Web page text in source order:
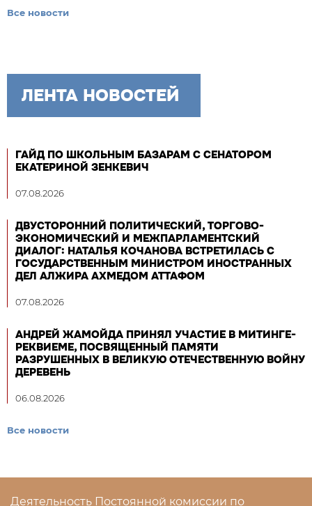
Все новости
ЛЕНТА НОВОСТЕЙ
ГАЙД ПО ШКОЛЬНЫМ БАЗАРАМ С СЕНАТОРОМ
ЕКАТЕРИНОЙ ЗЕНКЕВИЧ
07.08.2026
ДВУСТОРОННИЙ ПОЛИТИЧЕСКИЙ, ТОРГОВО-
ЭКОНОМИЧЕСКИЙ И МЕЖПАРЛАМЕНТСКИЙ
ДИАЛОГ: НАТАЛЬЯ КОЧАНОВА ВСТРЕТИЛАСЬ С
ГОСУДАРСТВЕННЫМ МИНИСТРОМ ИНОСТРАННЫХ
ДЕЛ АЛЖИРА АХМЕДОМ АТТАФОМ
07.08.2026
АНДРЕЙ ЖАМОЙДА ПРИНЯЛ УЧАСТИЕ В МИТИНГЕ-
РЕКВИЕМЕ, ПОСВЯЩЕННЫЙ ПАМЯТИ
РАЗРУШЕННЫХ В ВЕЛИКУЮ ОТЕЧЕСТВЕННУЮ ВОЙНУ
ДЕРЕВЕНЬ
06.08.2026
Все новости
Деятельность Постоянной комиссии по